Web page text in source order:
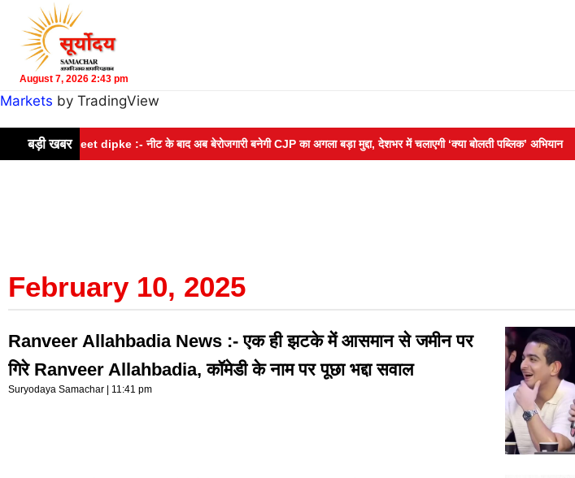
August 7, 2026 2:43 pm
Markets by TradingView
बड़ी खबर
Abhijeet dipke :- नीट के बाद अब बेरोजगारी बनेगी CJP का अगला बड़ा मुद्दा, देशभर में चलाएगी ‘क्या बोलती पब्लिक’ अभियान
February 10, 2025
Ranveer Allahbadia News :- एक ही झटके में आसमान से जमीन पर
गिरे Ranveer Allahbadia, कॉमेडी के नाम पर पूछा भद्दा सवाल
Suryodaya Samachar 11:41 pm